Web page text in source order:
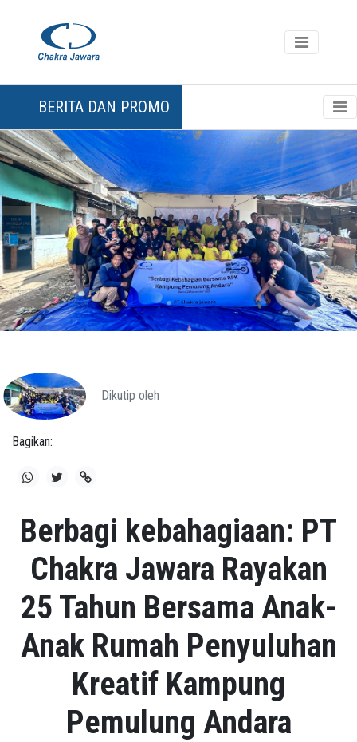
BERITA DAN PROMO
Dikutip oleh
Bagikan:
Berbagi kebahagiaan: PT
Chakra Jawara Rayakan
25 Tahun Bersama Anak-
Anak Rumah Penyuluhan
Kreatif Kampung
Pemulung Andara